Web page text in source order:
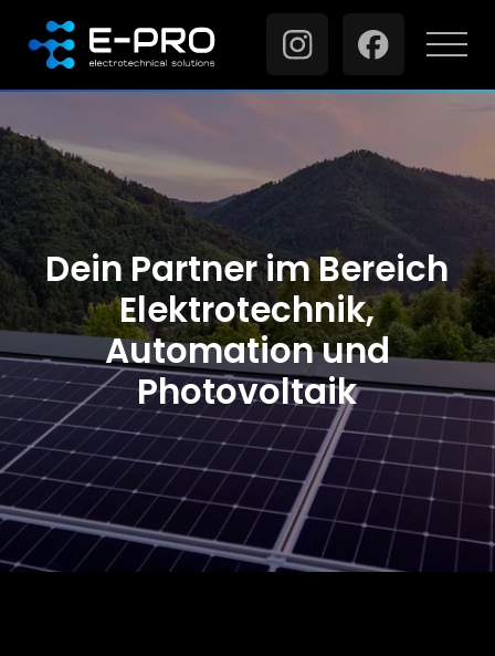
DE
Dein Partner im Bereich
Elektrotechnik,
Automation und
Photovoltaik